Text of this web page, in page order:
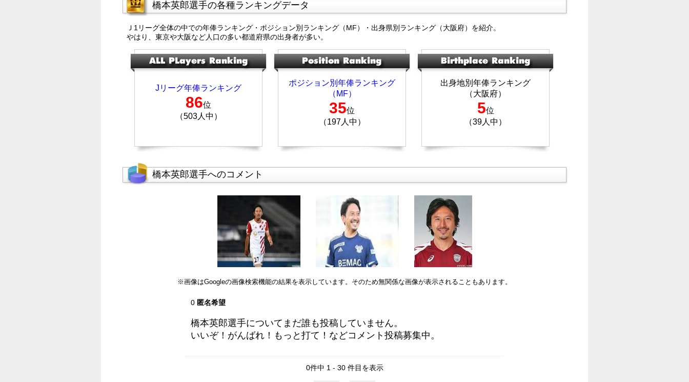
橋本英郎選手の各種ランキングデータ
Ｊ1リーグ全体の中での年俸ランキング・ポジション別ランキング（MF）・出身県別ランキング（大阪府）を紹介。
やはり、東京や大阪など人口の多い都道府県の出身者が多い。
Jリーグ年俸ランキング
86位
（503人中）
ポジション別年俸ランキング
（MF）
35位
（197人中）
出身地別年俸ランキング
（大阪府）
5位
（39人中）
橋本英郎選手へのコメント
※画像はGoogleの画像検索機能の結果を表示しています。そのため無関係な画像が表示されることもあります。
0 匿名希望
橋本英郎選手についてまだ誰も投稿していません。
いいぞ！がんばれ！もっと打て！などコメント投稿募集中。
0件中 1 - 30 件目を表示